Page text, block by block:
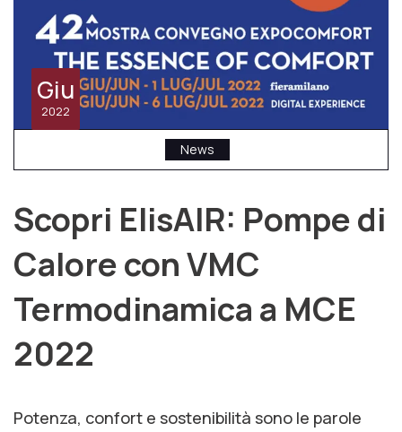
Giu
2022
News
Scopri ElisAIR: Pompe di
Calore con VMC
Termodinamica a MCE
2022
Potenza, confort e sostenibilità sono le parole